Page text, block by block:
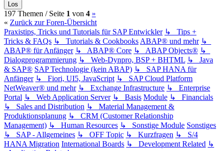
197 Themen / Seite 1 von 4 (current)
»
« Zurück zur Foren-Übersicht
Praxistips, Tricks und Tutorials für SAP Entwickler ↳ Tips +
Tricks & FAQs ↳ Tutorials & Cookbooks ABAP® und mehr ↳
ABAP® für Anfänger ↳ ABAP® Core ↳ ABAP Objects® ↳
Dialogprogrammierung ↳ Web-Dynpro, BSP + BHTML ↳ Java
& SAP® SAP Technologie (kein ABAP) ↳ SAP HANA für
Anfänger ↳ Fiori, UI5, JavaScript ↳ SAP Cloud Platform
NetWeaver® und mehr ↳ Exchange Infrastructure ↳ Enterprise
Portal ↳ Web Application Server ↳ Basis Module ↳ Financials
↳ Sales and Distribution ↳ Material Management &
Produktionsplanung ↳ CRM (Customer Relationship
Management) ↳ Human Resources ↳ Sonstige Module Sonstiges
↳ SAP - Allgemeines ↳ OFF Topic ↳ Kurzfragen ↳ S/4
HANA Migration International Boards ↳ Development Related ↳